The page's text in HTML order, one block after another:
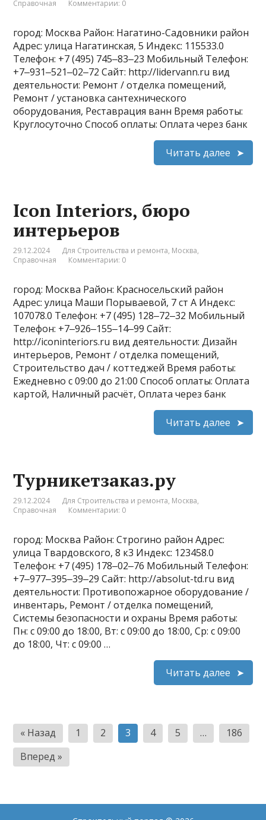
Справочная
Комментарии: 0
город: Москва Район: Нагатино-Садовники район
Адрес: улица Нагатинская, 5 Индекс: 115533.0
Телефон: +7 (495) 745‒83‒23 Мобильный Телефон:
+7‒931‒521‒02‒72 Сайт: http://lidervann.ru вид
деятельности: Ремонт / отделка помещений,
Ремонт / установка сантехнического
оборудования, Реставрация ванн Время работы:
Круглосуточно Способ оплаты: Оплата через банк
Читать далее
Icon Interiors, бюро
интерьеров
29.12.2024 Для Строительства и ремонта, Москва,
Справочная
Комментарии: 0
город: Москва Район: Красносельский район
Адрес: улица Маши Порываевой, 7 ст А Индекс:
107078.0 Телефон: +7 (495) 128‒72‒32 Мобильный
Телефон: +7‒926‒155‒14‒99 Сайт:
http://iconinteriors.ru вид деятельности: Дизайн
интерьеров, Ремонт / отделка помещений,
Строительство дач / коттеджей Время работы:
Ежедневно с 09:00 до 21:00 Способ оплаты: Оплата
картой, Наличный расчёт, Оплата через банк
Читать далее
Турникетзаказ.ру
29.12.2024 Для Строительства и ремонта, Москва,
Справочная
Комментарии: 0
город: Москва Район: Строгино район Адрес:
улица Твардовского, 8 к3 Индекс: 123458.0
Телефон: +7 (495) 178‒02‒76 Мобильный Телефон:
+7‒977‒395‒39‒29 Сайт: http://absolut-td.ru вид
деятельности: Противопожарное оборудование /
инвентарь, Ремонт / отделка помещений,
Системы безопасности и охраны Время работы:
Пн: с 09:00 до 18:00, Вт: с 09:00 до 18:00, Ср: с 09:00
до 18:00, Чт: с 09:00 …
Читать далее
Пагинация
записей
« Назад 1 2 3 4 5 …
186
Вперед »